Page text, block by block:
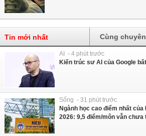
Tin mới nhất Cùng
AI - 4 phút trước
Kiến trúc sư AI của Google
Sống - 31 phút trước
Ngành học cao điểm nhất
2026: 9,5 điểm/môn vẫn chưa